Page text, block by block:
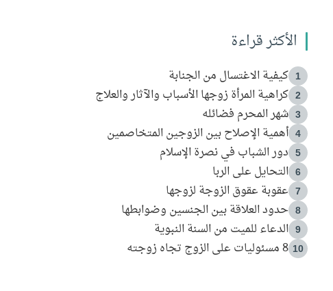
الأكثر قراءة
1 كيفية الاغتسال من الجنابة
2 كراهية المرأة زوجها الأسباب والآثار والعلاج
3 شهر المحرم فضائله
4 أهمية الإصلاح بين الزوجين المتخاصمين
5 دور الشباب في نصرة الإسلام
6 التحايل على الربا
7 عقوبة عقوق الزوجة لزوجها
8 حدود العلاقة بين الجنسين وضوابطها
9 الدعاء للميت من السنة النبوية
10 8 مسئوليات على الزوج تجاه زوجته